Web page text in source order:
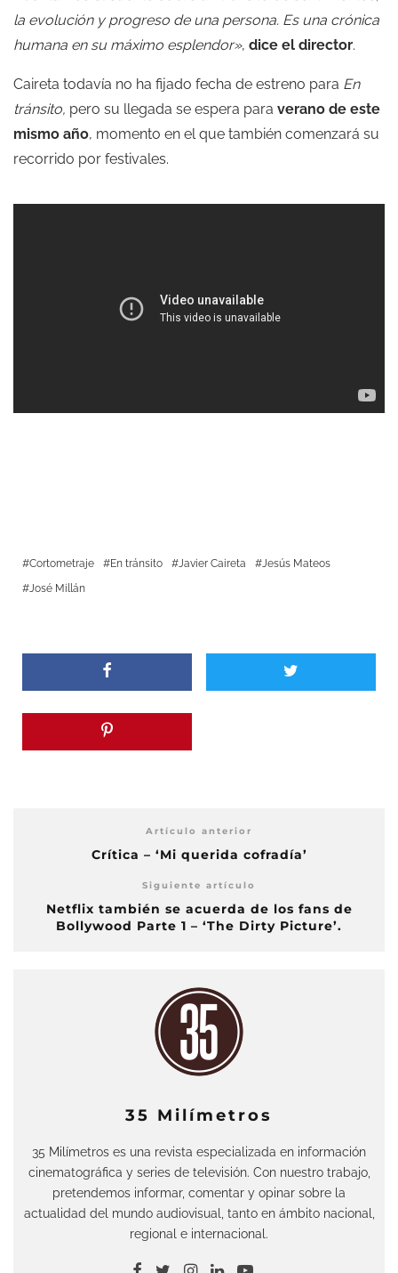
la evolución y progreso de una persona. Es una crónica
humana en su máximo esplendor», dice el director.
Caireta todavía no ha fijado fecha de estreno para En
tránsito, pero su llegada se espera para verano de este
mismo año, momento en el que también comenzará su
recorrido por festivales.
Cortometraje En tránsito Javier Caireta
Jesús Mateos
José Millán
Artículo anterior
Crítica – ‘Mi querida cofradía’
Siguiente artículo
Netflix también se acuerda de los fans de
Bollywood Parte 1 – ‘The Dirty Picture’.
35 Milímetros
35 Milímetros es una revista especializada en información
cinematográfica y series de televisión. Con nuestro trabajo,
pretendemos informar, comentar y opinar sobre la
actualidad del mundo audiovisual, tanto en ámbito nacional,
regional e internacional.